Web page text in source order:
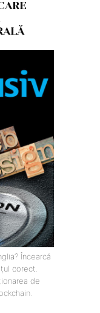
Încearcă
corect.
de